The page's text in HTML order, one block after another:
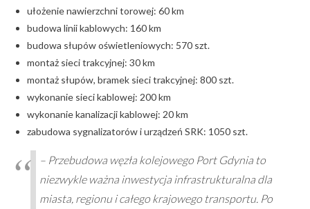
ułożenie nawierzchni torowej: 60 km
budowa linii kablowych: 160 km
budowa słupów oświetleniowych: 570 szt.
montaż sieci trakcyjnej: 30 km
montaż słupów, bramek sieci trakcyjnej: 800 szt.
wykonanie sieci kablowej: 200 km
wykonanie kanalizacji kablowej: 20 km
zabudowa sygnalizatorów i urządzeń SRK: 1050 szt.
– Przebudowa węzła kolejowego Port Gdynia to
niezwykle ważna inwestycja infrastrukturalna dla
miasta, regionu i całego krajowego transportu. Po